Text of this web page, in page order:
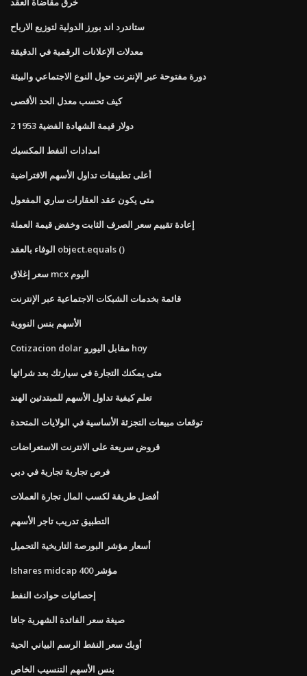
ستاندرد اند بورز الدولية لتوزيع الارباح
معدلات الإعلانات الرقمية في الدقيقة
دورة مفتوحة عبر الإنترنت حول النوع الاجتماعي والبيئة
كيف تحسب معدل الحد الأقصى
2 دولار قيمة الشهادة الفضية 1953
امدادات النفط المكسيك
أعلى تطبيقات تداول الأسهم الافتراضية
متى يكون عقد العقارات ساري المفعول
إعادة تقييم سعر الصرف الثابت وخفض قيمة العملة
الوفاء بالعقد object.equals ()
سعر إغلاق mcx اليوم
قائمة بخدمات الشبكات الاجتماعية عبر الإنترنت
الأسهم بنس النووية
Cotizacion dolar مقابل اليورو hoy
متى يمكنك التجارة في سيارتك بعد شرائها
تعلم كيفية تداول الأسهم للمبتدئين الهند
توقعات مبيعات التجزئة الأساسية في الولايات المتحدة
قروض سريعة على الانترنت الاستعراضات
فرص تجارية تجارية في دبي
أفضل طريقة لكسب المال تجارة العملات
التطبيق تدريب تاجر الأسهم
أسعار مؤشر البورصة التاريخية التحميل
Ishares midcap 400 مؤشر
إحصائيات حوادث النفط
صيغة سعر الفائدة الشهرية جافا
أوبك سعر النفط الرسم البياني الحية
بنس الأسهم التنسيب الخاص